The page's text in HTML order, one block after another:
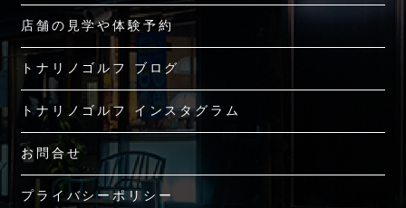
店舗の見学や体験予約
トナリノゴルフ ブログ
トナリノゴルフ インスタグラム
お問合せ
プライバシーポリシー